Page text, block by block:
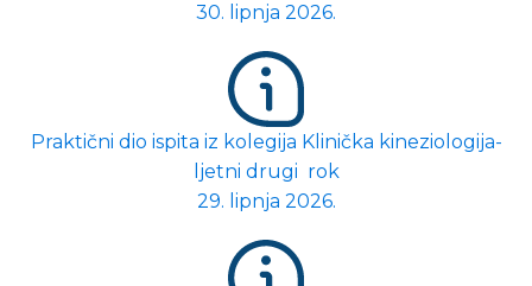
30. lipnja 2026.
Praktični dio ispita iz kolegija Klinička kineziologija-
ljetni drugi rok
29. lipnja 2026.